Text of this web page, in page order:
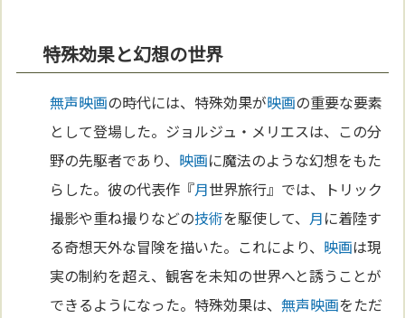
特殊効果と幻想の世界
無声映画の時代には、特殊効果が映画の重要な要素
として登場した。ジョルジュ・メリエスは、この分
野の先駆者であり、 映画に魔法のような幻想をもた
らした。彼の代表作『月世界旅行』では、トリック
撮影や重ね撮りなどの技術を駆使して、 月に着陸す
る奇想天外な冒険を描いた。これにより、 映画は現
実の制約を超え、観客を未知の世界へと誘うことが
できるようになった。特殊効果は、無声映画をただ